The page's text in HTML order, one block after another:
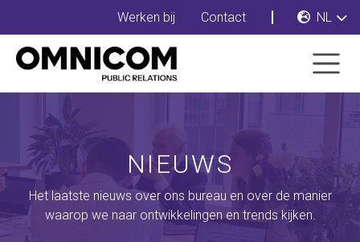
Werken bij Contact NL
NIEUWS
Het laatste nieuws over ons bureau en over de manier
waarop we naar ontwikkelingen en trends kijken.